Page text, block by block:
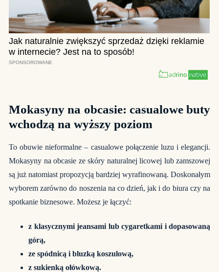
Mokasyny na obcasie: casualowe buty
wchodzą na wyższy poziom
To obuwie nieformalne – casualowe połączenie luzu i elegancji.
Mokasyny na obcasie ze skóry naturalnej licowej lub zamszowej
są już natomiast propozycją bardziej wyrafinowaną. Doskonałym
wyborem zarówno do noszenia na co dzień, jak i do biura czy na
spotkanie biznesowe. Możesz je łączyć:
z klasycznymi jeansami lub cygaretkami i dopasowaną
górą,
ze spódnicą i bluzką koszulową,
z sukienką ołówkową.